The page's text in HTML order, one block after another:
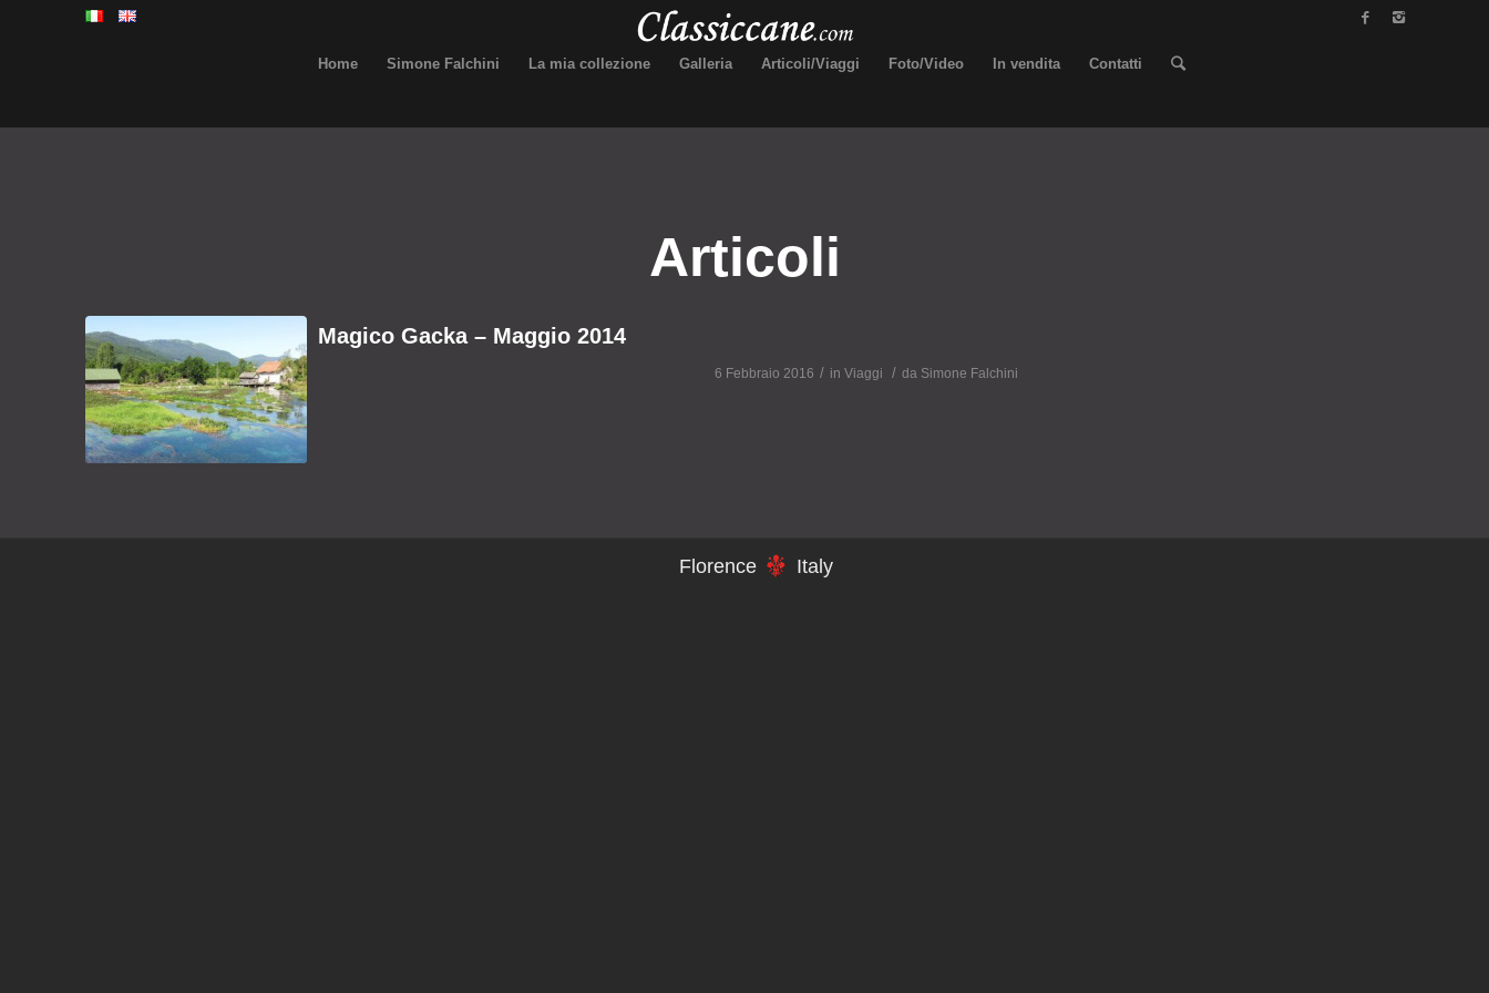
Home Simone Falchini La mia collezione Galleria Articoli/Viaggi Foto/Video In vendita Contatti
Articoli
Magico Gacka – Maggio 2014
6 Febbraio 2016 / in Viaggi / da Simone Falchini
Florence Italy